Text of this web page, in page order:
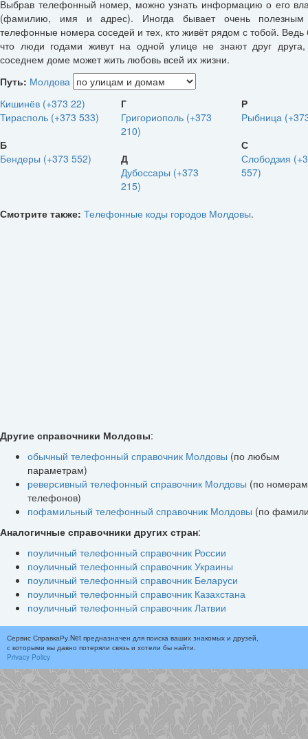
Выбрав телефонный номер, можно узнать информацию о его
(фамилию, имя и адрес). Иногда бывает очень полезным
телефонные номера соседей и тех, кто живёт рядом с тобой. Ведь
что люди годами живут на одной улице не знают друг
соседнем доме может жить любовь всей их жизни.
Путь: Молдова
Кишинёв (+373 22)
Тирасполь (+373 533)
Б
Бендеры (+373 552)
Г
Григориополь (+373
210)
Д
Дубоссары (+373
215)
Р
Рыбница
С
Слободзия
557)
Смотрите также: Телефонные коды городов Молдовы.
Другие справочники Молдовы:
обычный телефонный справочник Молдовы (по любым
параметрам)
реверсивный телефонный справочник Молдовы (по номерам
телефонов)
пофамильный телефонный справочник Молдовы (по
Аналогичные справочники других стран:
поуличный телефонный справочник России
поуличный телефонный справочник Украины
поуличный телефонный справочник Беларуси
поуличный телефонный справочник Казахстана
поуличный телефонный справочник Латвии
Сервис СправкаРу.Net предназначен для поиска ваших знакомых и друзей,
с которыми вы давно потеряли связь и хотели бы найти.
Privacy Policy